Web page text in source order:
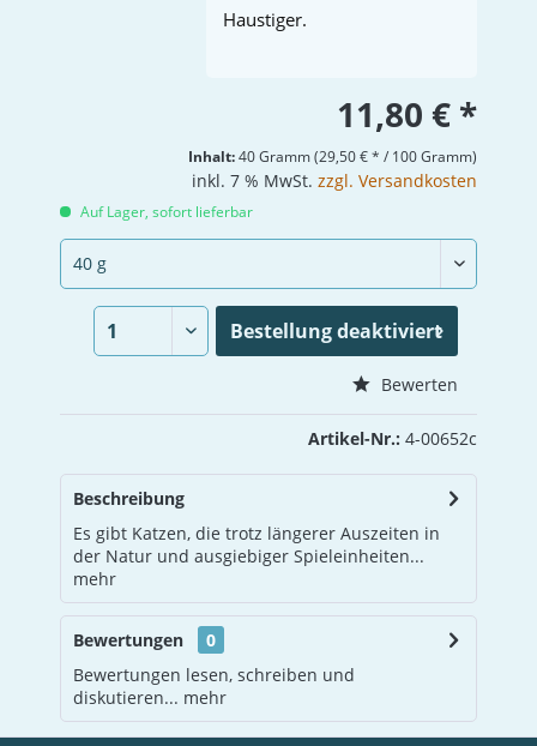
Haustiger.
11,80 € *
Inhalt:40 Gramm (29,50 € * / 100 Gramm)
inkl. 7 % MwSt. zzgl. Versandkosten
Auf Lager, sofort lieferbar
Bestellungdeaktiviert
Bewerten
Artikel-Nr.: 4-00652c
Beschreibung
Es gibt Katzen, die trotz längerer Auszeiten in
der Natur und ausgiebiger Spieleinheiten...
mehr
Bewertungen
0
Bewertungen lesen, schreiben und
diskutieren... mehr